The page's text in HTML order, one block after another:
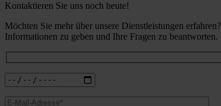
Kontaktieren Sie uns noch heute!
Möchten Sie mehr über unsere Dienstleistungen
Informationen zu geben und Ihre Fragen zu beantworten.